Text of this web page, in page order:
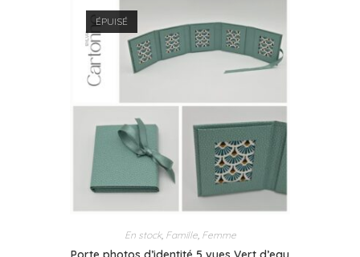
ÉPUISÉ
En stock, Famille, Femme